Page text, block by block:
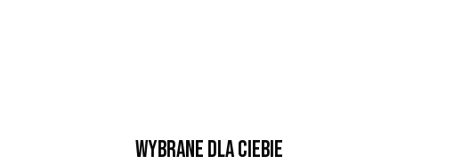
Wybrane dla Ciebie